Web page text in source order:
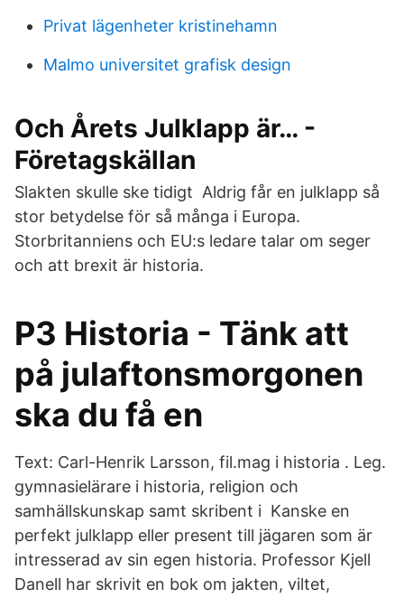
Privat lägenheter kristinehamn
Malmo universitet grafisk design
Och Årets Julklapp är… -
Företagskällan
Slakten skulle ske tidigt Aldrig får en julklapp så
stor betydelse för så många i Europa.
Storbritanniens och EU:s ledare talar om seger
och att brexit är historia.
P3 Historia - Tänk att
på julaftonsmorgonen
ska du få en
Text: Carl-Henrik Larsson, fil.mag i historia . Leg.
gymnasielärare i historia, religion och
samhällskunskap samt skribent i Kanske en
perfekt julklapp eller present till jägaren som är
intresserad av sin egen historia. Professor Kjell
Danell har skrivit en bok om jakten, viltet,